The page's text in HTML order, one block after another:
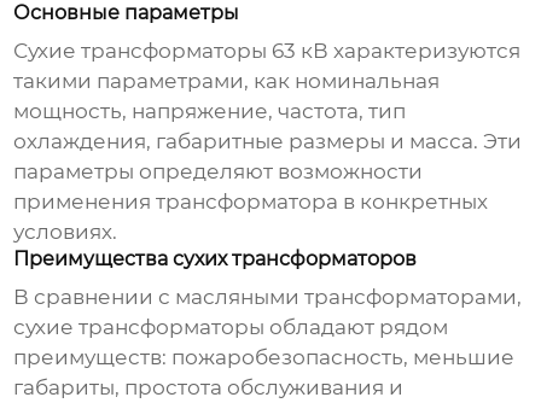
Основные параметры
Сухие трансформаторы 63 кВ характеризуются
такими параметрами, как номинальная
мощность, напряжение, частота, тип
охлаждения, габаритные размеры и масса. Эти
параметры определяют возможности
применения трансформатора в конкретных
условиях.
Преимущества сухих трансформаторов
В сравнении с масляными трансформаторами,
сухие трансформаторы обладают рядом
преимуществ: пожаробезопасность, меньшие
габариты, простота обслуживания и